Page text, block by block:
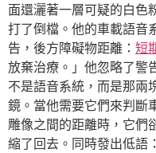
面還灑著一層可疑的白色
打了倒檔。他的車載語音
告，後方障礙物距離： 短
放棄治療。」他忽略了警
不是語音系統，而是那兩
鏡。當他需要它們來判斷
雕像之間的距離時，它們
縮了回去。同時發出低語